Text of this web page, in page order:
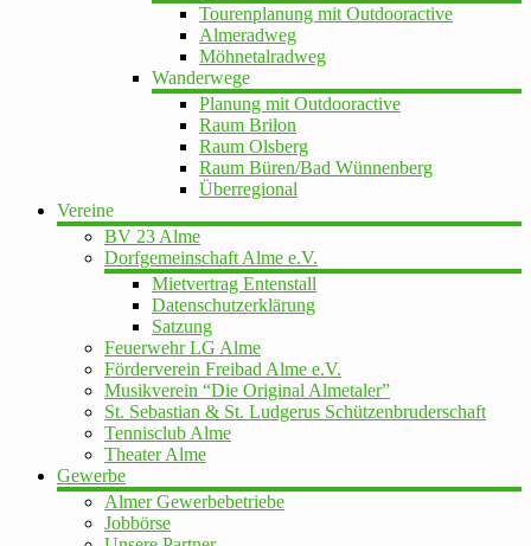
Tourenplanung mit Outdooractive
Almeradweg
Möhnetalradweg
Wanderwege
Planung mit Outdooractive
Raum Brilon
Raum Olsberg
Raum Büren/Bad Wünnenberg
Überregional
Vereine
BV 23 Alme
Dorfgemeinschaft Alme e.V.
Mietvertrag Entenstall
Datenschutzerklärung
Satzung
Feuerwehr LG Alme
Förderverein Freibad Alme e.V.
Musikverein “Die Original Almetaler”
St. Sebastian & St. Ludgerus Schützenbruderschaft
Tennisclub Alme
Theater Alme
Gewerbe
Almer Gewerbebetriebe
Jobbörse